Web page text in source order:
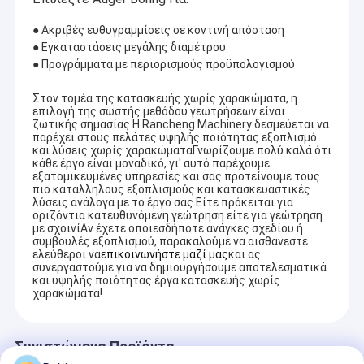
Συμπυκνωτής αέρα γεώτρησης
Αντλία λάσπης γεώτρησης
Εξοπλισμός γεωφυσικής έρευνας
Μηχανή κατασκευής τούβλου
Άλλα
● Ακριβές ευθυγραμμίσεις σε κοντινή απόσταση
● Εγκαταστάσεις μεγάλης διαμέτρου
● Προγράμματα με περιορισμούς προϋπολογισμού
Στον τομέα της κατασκευής χωρίς χαρακώματα, η
επιλογή της σωστής μεθόδου γεωτρήσεων είναι
ζωτικής σημασίας.Η Rancheng Machinery δεσμεύεται να
παρέχει στους πελάτες υψηλής ποιότητας εξοπλισμό
και λύσεις χωρίς χαρακώματαΓνωρίζουμε πολύ καλά ότι
κάθε έργο είναι μοναδικό, γι' αυτό παρέχουμε
εξατομικευμένες υπηρεσίες και σας προτείνουμε τους
πιο κατάλληλους εξοπλισμούς και κατασκευαστικές
λύσεις ανάλογα με το έργο σας.Είτε πρόκειται για
οριζόντια κατευθυνόμενη γεώτρηση είτε για γεώτρηση
με σχοινίΑν έχετε οποιεσδήποτε ανάγκες σχεδίου ή
συμβουλές εξοπλισμού, παρακαλούμε να αισθάνεστε
ελεύθεροι ναεπικοινωνήστε μαζί μαςκαι ας
συνεργαστούμε για να δημιουργήσουμε αποτελεσματικά
και υψηλής ποιότητας έργα κατασκευής χωρίς
χαρακώματα!
Συνιστώμενα Προϊόντα